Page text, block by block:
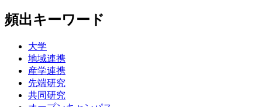
頻出キーワード
大学
地域連携
産学連携
先端研究
共同研究